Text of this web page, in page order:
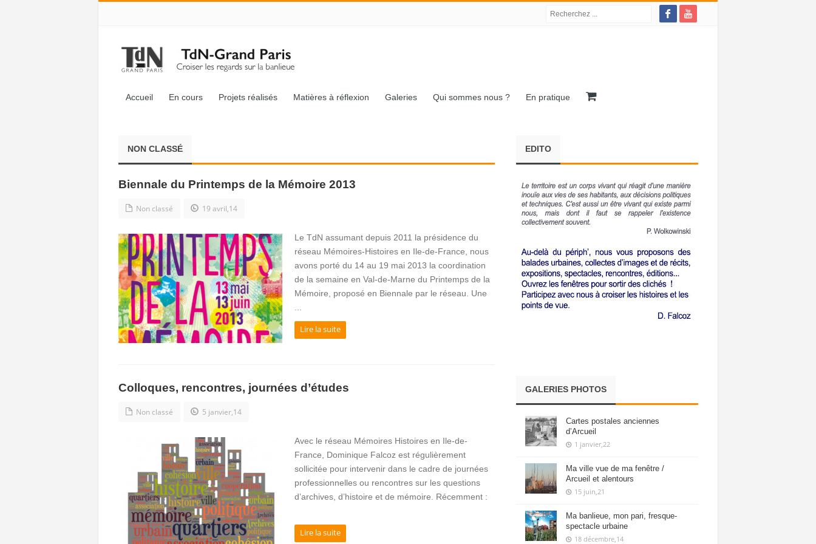
Accueil En cours Projets réalisés Matières à réflexion Galeries Qui sommes nous ? En pratique
NON CLASSÉ
Biennale du Printemps de la Mémoire 2013
Non classé 19 avril,14
Le TdN assumant depuis 2011 la présidence du
réseau Mémoires-Histoires en Ile-de-France, nous
avons porté du 14 au 19 mai 2013 la coordination
de la semaine en Val-de-Marne du Printemps de la
Mémoire, proposé en Biennale par le réseau. Une
Lire la suite
Colloques, rencontres, journées d’études
Non classé 5 janvier,14
Avec le réseau Mémoires Histoires en Ile-de-
France, Dominique Falcoz est régulièrement
sollicitée pour intervenir dans le cadre de journées
professionnelles ou rencontres sur les questions
d’archives, d’histoire et de mémoire. Récemment :
Lire la suite
EDITO
GALERIES PHOTOS
Cartes postales anciennes
d’Arcueil
1 janvier,22
Ma ville vue de ma fenêtre /
Arcueil et alentours
15 juin,21
Ma banlieue, mon pari, fresque-
spectacle urbaine
18 décembre,14